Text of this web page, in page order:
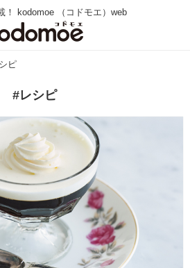
！ kodomoe （コドモエ）web
ピ
#レシピ